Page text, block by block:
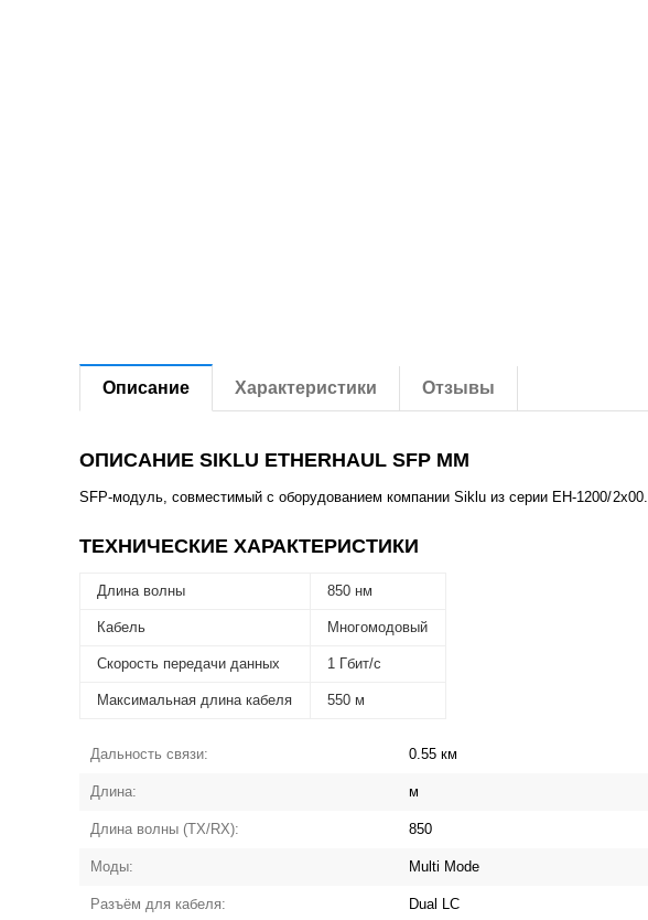
Описание Характеристики Отзывы
ОПИСАНИЕ SIKLU ETHERHAUL SFP MM
SFP-модуль, совместимый с оборудованием компании Siklu из серии EH-1200/2x00.
ТЕХНИЧЕСКИЕ ХАРАКТЕРИСТИКИ
Длина волны 850 нм
Кабель Многомодовый
Скорость передачи данных 1 Гбит/с
Максимальная длина кабеля 550 м
Дальность связи: 0.55 км
Длина: м
Длина волны (TX/RX): 850
Моды: Multi Mode
Разъём для кабеля: Dual LC